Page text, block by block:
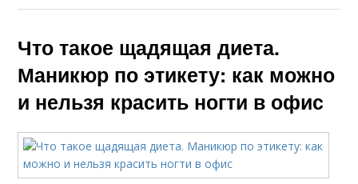
Что такое щадящая диета.
Маникюр по этикету: как можно
и нельзя красить ногти в офис